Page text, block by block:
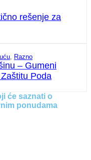
rešenje za
Razno
– Gumeni
Poda
će saznati o
ponudama